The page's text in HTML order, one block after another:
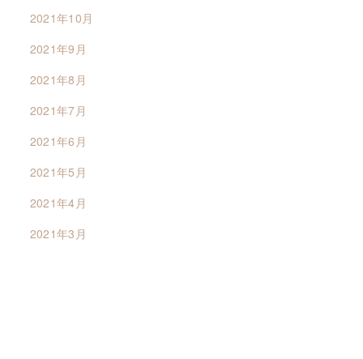
2021年10月
2021年9月
2021年8月
2021年7月
2021年6月
2021年5月
2021年4月
2021年3月